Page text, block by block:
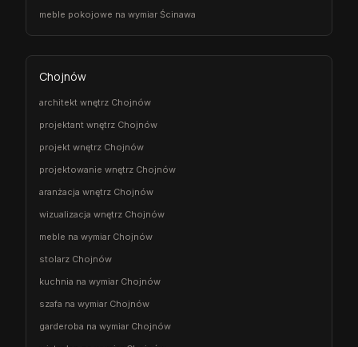
meble pokojowe na wymiar Ścinawa
Chojnów
architekt wnętrz Chojnów
projektant wnętrz Chojnów
projekt wnętrz Chojnów
projektowanie wnętrz Chojnów
aranżacja wnętrz Chojnów
wizualizacja wnętrz Chojnów
meble na wymiar Chojnów
stolarz Chojnów
kuchnia na wymiar Chojnów
szafa na wymiar Chojnów
garderoba na wymiar Chojnów